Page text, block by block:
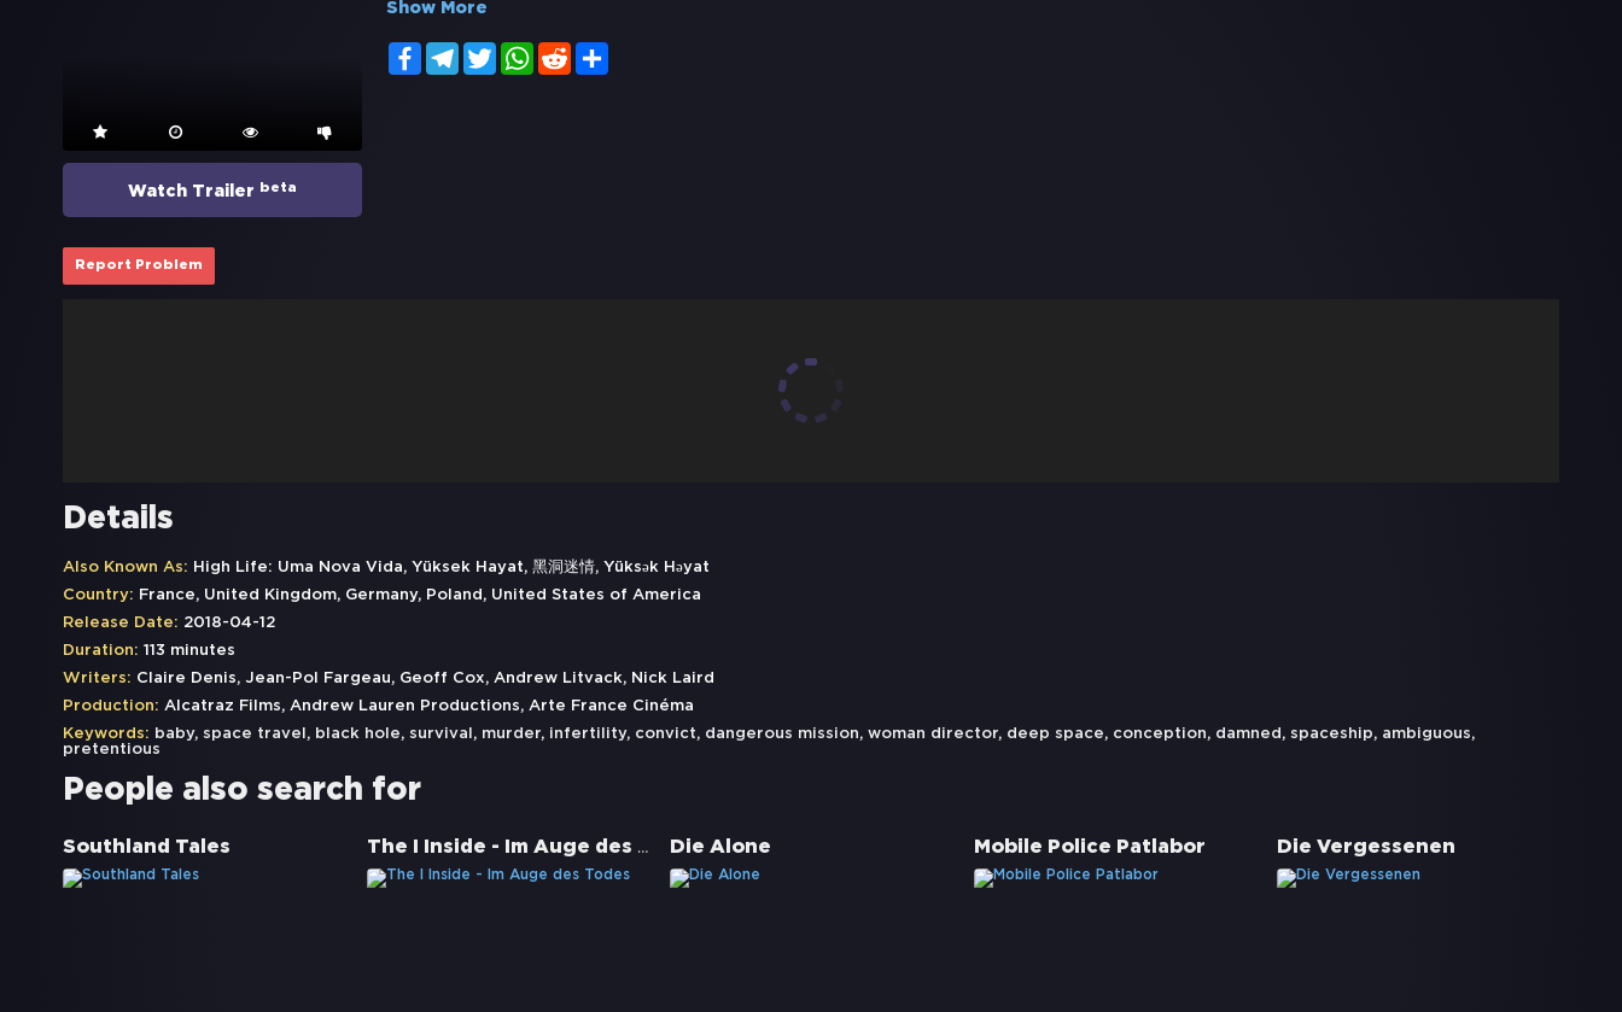
Watch Trailer beta
Show More
FacebookTelegramTwitterWhatsApp
Reddit
Report Problem
Details
Also Known As: High Life: Uma Nova Vida, Yüksek Hayat, 黑洞迷情, Yüksək Həyat
Country: France, United Kingdom, Germany, Poland, United States of America
Release Date: 2018-04-12
Duration: 113 minutes
Writers: Claire Denis, Jean-Pol Fargeau, Geoff Cox, Andrew Litvack, Nick Laird
Production: Alcatraz Films, Andrew Lauren Productions, Arte France Cinéma
Keywords: baby, space travel , black hole, survival , murder, infertility, convict, dangerous mission, woman director, deep space, conception, damned , spaceship, ambiguous,
pretentious
People also search for
Southland Tales The I Inside - Im Auge des Todes Die Alone Mobile Police Patlabor Die Vergessenen